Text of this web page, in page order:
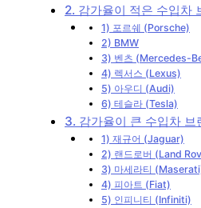
2. 감가율이 적은 수입차
1) 포르쉐 (Porsche)
2) BMW
3) 벤츠 (Mercedes-
4) 렉서스 (Lexus)
5) 아우디 (Audi)
6) 테슬라 (Tesla)
3. 감가율이 큰 수입차 브
1) 재규어 (Jaguar)
2) 랜드로버 (Land
3) 마세라티
4) 피아트 (Fiat)
5) 인피니티 (Infiniti)